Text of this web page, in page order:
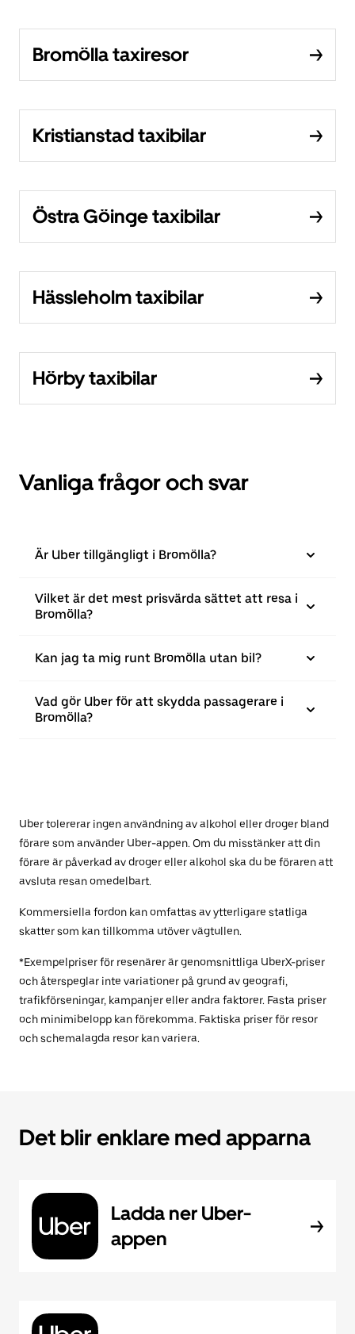
Bromölla taxiresor
Kristianstad taxibilar
Östra Göinge taxibilar
Hässleholm taxibilar
Hörby taxibilar
Vanliga frågor och svar
Är Uber tillgängligt i Bromölla?
Vilket är det mest prisvärda sättet att resa i
Bromölla?
Kan jag ta mig runt Bromölla utan bil?
Vad gör Uber för att skydda passagerare i
Bromölla?
Uber tolererar ingen användning av alkohol eller droger bland
förare som använder Uber-appen. Om du misstänker att din
förare är påverkad av droger eller alkohol ska du be föraren att
avsluta resan omedelbart.
Kommersiella fordon kan omfattas av ytterligare statliga
skatter som kan tillkomma utöver vägtullen.
*Exempelpriser för resenärer är genomsnittliga UberX-priser
och återspeglar inte variationer på grund av geografi,
trafikförseningar, kampanjer eller andra faktorer. Fasta priser
och minimibelopp kan förekomma. Faktiska priser för resor
och schemalagda resor kan variera.
Det blir enklare med apparna
Ladda ner Uber-
appen